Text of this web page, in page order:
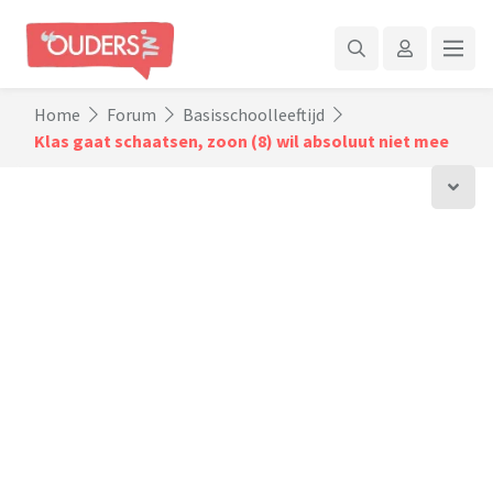
Home Forum
Basisschoolleeftijd
Klas gaat schaatsen, zoon (8) wil absoluut niet mee